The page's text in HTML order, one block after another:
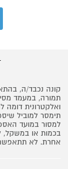
קונה נכבד/ה,
תמורה, במעמד
ואלקטרונית
תימסר למוביל
למסור במועד
בכמות או במשקל,
אחרת. לא